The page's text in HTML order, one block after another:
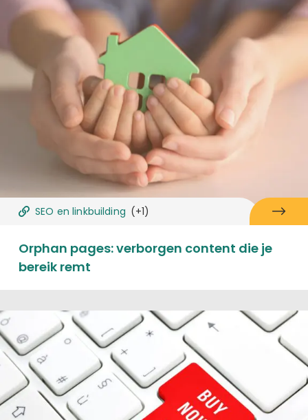
SEO en linkbuilding (+1)
Orphan pages: verborgen content die je
bereik remt